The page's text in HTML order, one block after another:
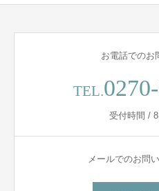
お電話でのお
TEL.
受付時間 /
メールでのお問